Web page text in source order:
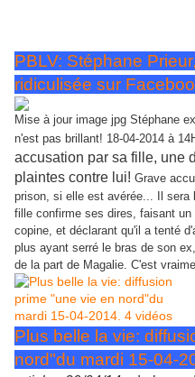
PBLV: Stéphane
ridiculisée sur
Mise à jour image jpg Stéphane
n'est pas brillant! 18-04-2014 à
accusation par sa fille, une
plaintes contre lui! Grave
prison, si elle est avérée... Il sera
fille confirme ses dires, faisant
copine, et déclarant qu'il a tenté
plus ayant serré le bras de son
de la part de Magalie. C'est
Plus belle la vie:
nord"du mardi 15-04-